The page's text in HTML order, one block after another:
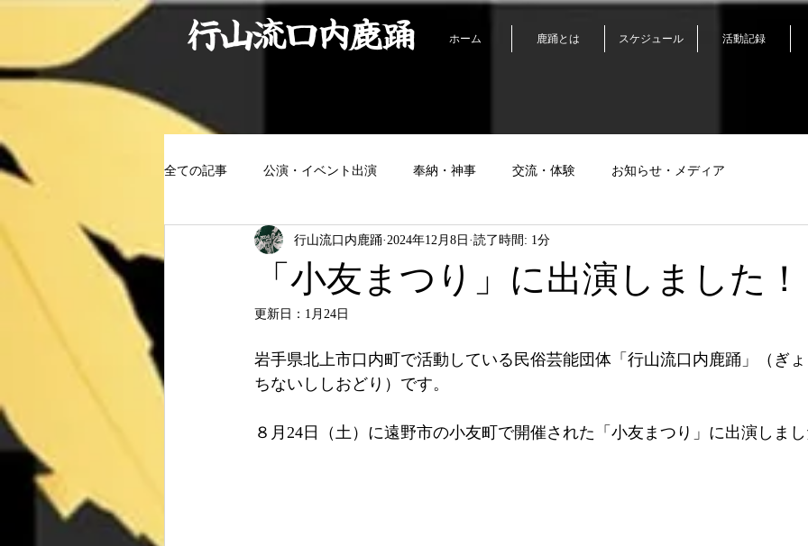
ホーム 鹿踊とは スケジュール 活動記録
行山流口内鹿踊
全ての記事 公演・イベント出演 奉納・神事 交流・体験 お知らせ・メディア
「小友まつり」に出演しました！
行山流口内鹿踊 2024年12月8日 読了時間: 1分
更新日： 1月24日
岩手県北上市口内町で活動している民俗芸能団体「行山流口内鹿踊」（ぎ
ちないししおどり）です。
８月24日（土）に遠野市の小友町で開催された「小友まつり」に出演しま